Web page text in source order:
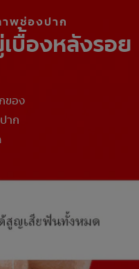
พช่องปาก
บื้องหลังรอย
ของ
าก